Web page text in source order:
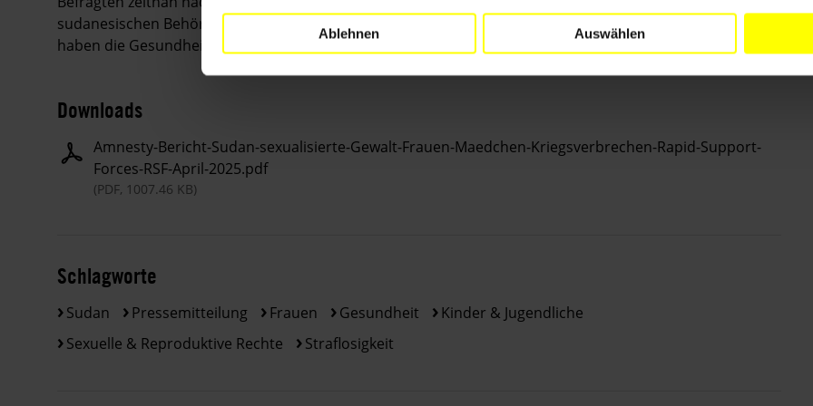
Ablehnen Auswählen
sudanesischen Behörden gemeldet.
80 Prozent der Krankenhäuser sind zerstört. Kürzungen bei USAID
haben die Gesundheitsversorgung weiter verschlechtert.
Downloads
Amnesty-Bericht-Sudan-sexualisierte-Gewalt-Frauen-Maedchen-Kriegsverbrechen-Rapid-Support-
Forces-RSF-April-2025.pdf
(PDF, 1007.46 KB)
Schlagworte
Sudan Pressemitteilung Frauen Gesundheit
Kinder & Jugendliche
Sexuelle & Reproduktive Rechte
Straflosigkeit